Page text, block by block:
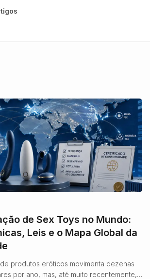
de Sex Toys no Mundo:
Leis e o Mapa Global da
produtos eróticos movimenta dezenas
por ano, mas, até muito recentemente,